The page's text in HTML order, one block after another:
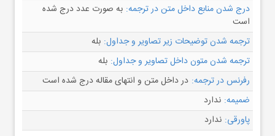
درج شدن منابع داخل متن در ترجمه: به صورت عدد درج شده
است
ترجمه شدن توضیحات زیر تصاویر و جداول: بله
ترجمه شدن متون داخل تصاویر و جداول: بله
رفرنس در ترجمه: در داخل متن و انتهای مقاله درج شده است
ضمیمه: ندارد
پاورقی: ندارد